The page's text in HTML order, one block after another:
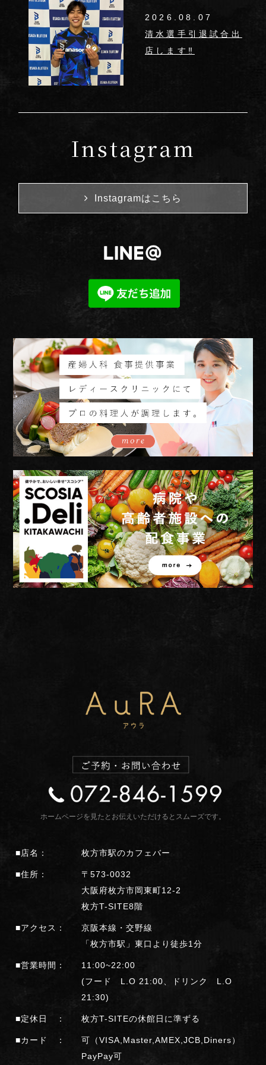
2026.08.07
清水選手引退試合出
店します‼︎
Instagram
Instagramはこちら
ホームページを見たとお伝えいただけるとスムーズです。
■店名： 枚方市駅のカフェバー
■住所：
〒573-0032
大阪府枚方市岡東町12-2
枚方T-SITE8階
■アクセス：
京阪本線・交野線
「枚方市駅」東口より徒歩1分
■営業時間：
11:00~22:00
(フード L.O 21:00、ドリンク L.O
21:30)
■定休日 ： 枚方T-SITEの休館日に準ずる
■カード ：
可（VISA,Master,AMEX,JCB,Diners）
PayPay可